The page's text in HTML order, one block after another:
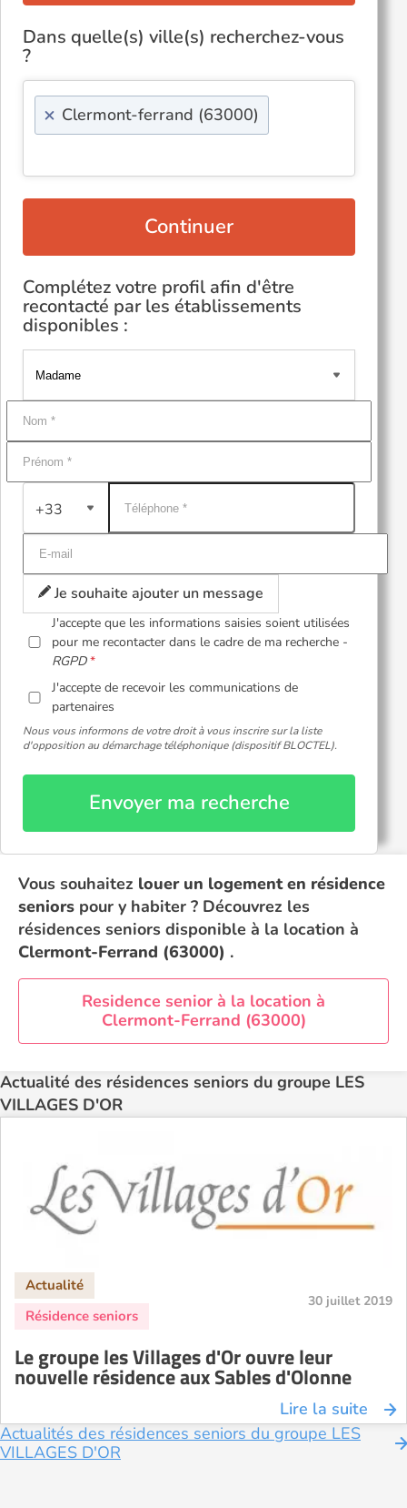
Dans quelle(s) ville(s) recherchez-vous
?
× Clermont-ferrand (63000)
Continuer
Complétez votre profil afin d'être
recontacté par les établissements
disponibles :
+33
Je souhaite ajouter un message
J'accepte que les informations saisies soient utilisées
pour me recontacter dans le cadre de ma recherche -
RGPD
J'accepte de recevoir les communications de
partenaires
Nous vous informons de votre droit à vous inscrire sur la liste
d'opposition au démarchage téléphonique (dispositif BLOCTEL).
Envoyer ma recherche
Vous souhaitez louer un logement en résidence
seniors pour y habiter ? Découvrez les
résidences seniors disponible à la location à
Clermont-Ferrand (63000) .
Residence senior à la location à
Clermont-Ferrand (63000)
Actualité des résidences seniors du groupe LES
VILLAGES D'OR
30 juillet 2019
Le groupe les Villages d'Or ouvre leur
nouvelle résidence aux Sables d'Olonne
Lire la suite
Actualités des résidences seniors du groupe LES
VILLAGES D'OR